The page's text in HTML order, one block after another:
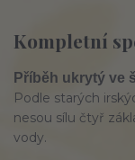
Kompletní
Příběh ukrytý ve
Podle starých
nesou sílu čtyř
vody.